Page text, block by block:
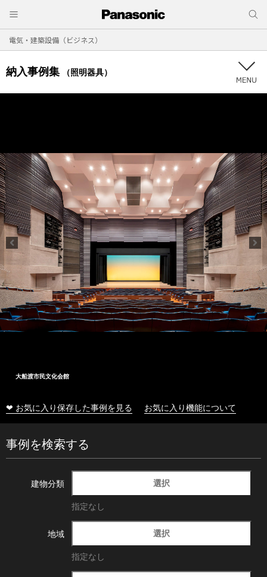
電気・建築設備（ビジネス）
納入事例集 （照明器具）
大船渡市民文化会館
❤ お気に入り保存した事例を見る お気に入り機能について
事例を検索する
建物分類 選択
指定なし
地域 選択
指定なし